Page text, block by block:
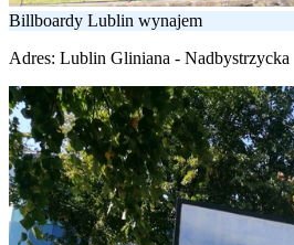
Billboardy Lublin wynajem
Adres: Lublin Gliniana - Nadbystrzycka